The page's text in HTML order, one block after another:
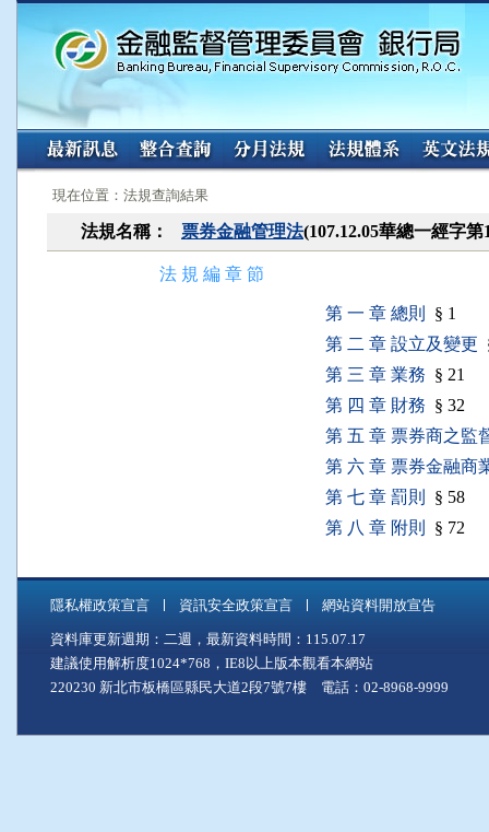
:::
現在位置：法規查詢結果
法規名稱： 票券金融管理法(107.12.05華總一經字
法 規 編 章 節
第 一 章 總則
§ 1
第 二 章 設立及變更
第 三 章 業務 § 21
第 四 章 財務 § 32
第 五 章 票券商之監
第 六 章 票券金融商
第 七 章 罰則
§ 58
第 八 章 附則
§ 72
隱私權政策宣言 資訊安全政策宣言 網站資料開放宣告
資料庫更新週期：二週，最新資料時間：115.07.17
建議使用解析度1024*768，IE8以上版本觀看本網站
220230 新北市板橋區縣民大道2段7號7樓 電話：02-8968-9999